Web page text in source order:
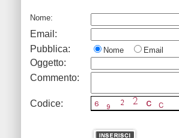
Nome:
Email:
Pubblica:
Nome Email
Oggetto:
Commento:
Codice: